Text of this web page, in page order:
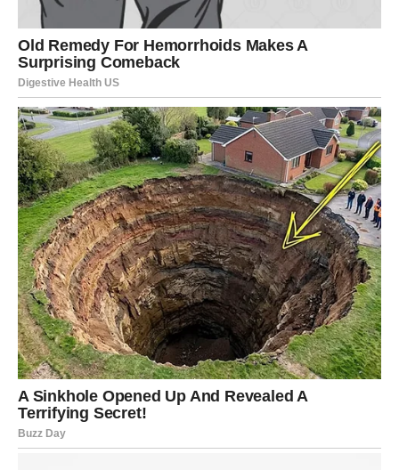
Brena: Ikona koja se prilagođava
Lepa Brena, koja je tokom svoje karijere postavila standarde
za mnoge muzičare, ne prestaje da inspiriše i novu generaciju.
Njena sposobnost da se prilagodi promenama u muzičkoj
industriji i ostane relevantna je impresivna. Tokom 1980-ih i
1990-ih, Brena je bila lider na muzičkoj sceni, prodajući milione
albuma i postajući simbol narodne muzike. U razgovoru o
Prijovićkinom uspehu, Brena je istakla važnost dugogodišnjeg
rada i truda, rekavši: “Aleksandrin uspeh je nešto što smo
očekivali. Njena posvećenost i rad njenog tima zaslužuju
divljenje.” Ovim komentarom, Brena ne samo da daje podršku
mladim izvođačima, već i pokazuje svoje umijeće u
prepoznavanju truda i talenta koji stoje iza svakog uspeha.
Osim toga, Brena je postala i mentor mnogim mladim